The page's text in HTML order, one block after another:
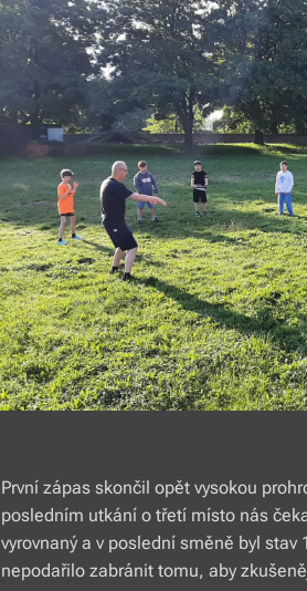
První zápas skončil opět vysokou
posledním utkání o třetí místo nás
vyrovnaný a v poslední směně byl
nepodařilo zabránit tomu, aby